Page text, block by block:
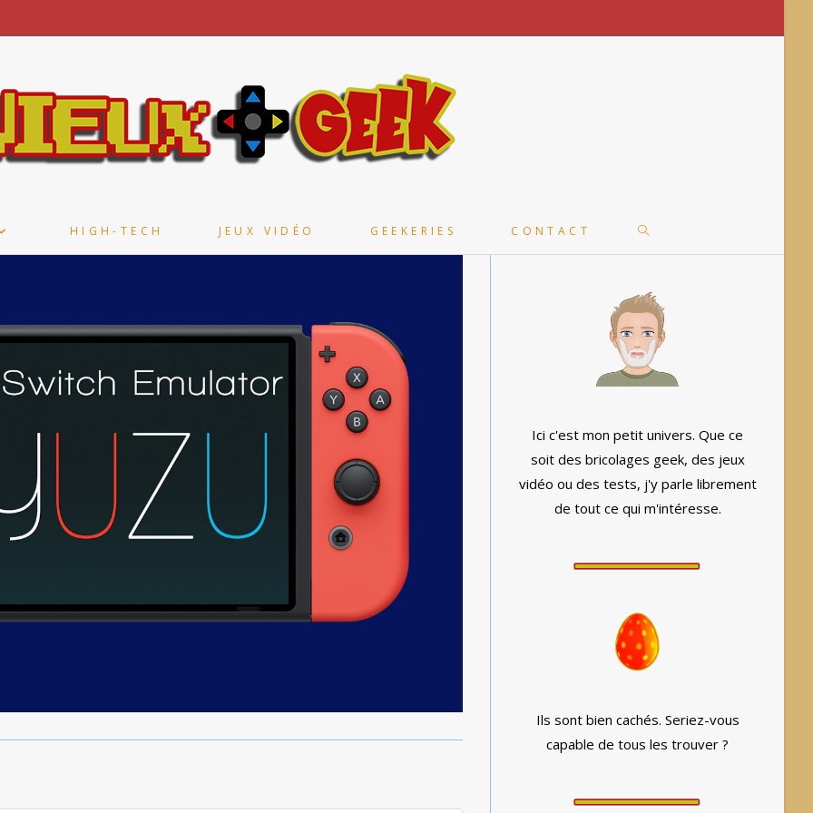
HIGH-TECH JEUX VIDÉO GEEKERIES CONTACT TOGGLE
SEARCH
Ici c'est mon petit univers. Que ce
soit des bricolages geek, des jeux
vidéo ou des tests, j'y parle librement
de tout ce qui m'intéresse.
Ils sont bien cachés. Seriez-vous
capable de tous les trouver ?